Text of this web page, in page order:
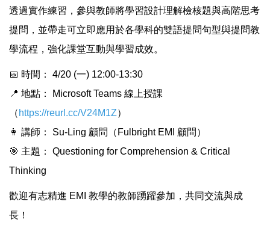
透過實作練習，參與教師將學習設計理解檢核題與高階思考
提問，並帶走可立即應用於各學科的雙語提問句型與提問教
學流程，強化課堂互動與學習成效。
📅 時間： 4/20 (一) 12:00-13:30
📍 地點： Microsoft Teams 線上授課
（ https://reurl.cc/V24M1Z）
👩 講師： Su-Ling 顧問（Fulbright EMI 顧問）
🎯 主題： Questioning for Comprehension & Critical
Thinking
歡迎有志精進 EMI 教學的教師踴躍參加，共同交流與成
長！